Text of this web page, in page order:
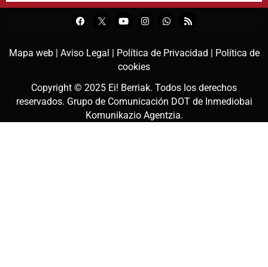
Mapa web | Aviso Legal | Política de Privacidad | Política de
cookies
Copyright © 2025 Ei! Berriak. Todos los derechos
reservados. Grupo de Comunicación DOT de Inmediobai
Komunikazio Agentzia.